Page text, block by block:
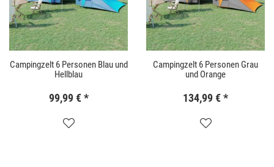
Campingzelt 6 Personen Blau und
Hellblau
99,99 € *
Campingzelt 6 Personen Grau
und Orange
134,99 €*